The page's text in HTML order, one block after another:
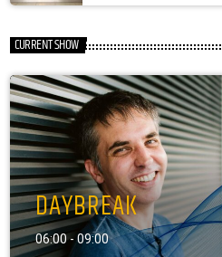
CURRENT SHOW
DAYBREAK
06:00 - 09:00